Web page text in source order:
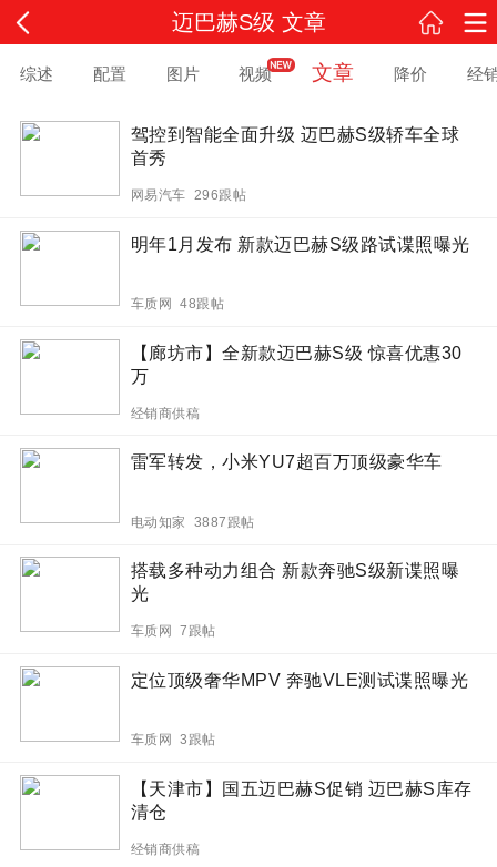
迈巴赫S级 文章
综述 配置 图片 视频 文章 降价 经
驾控到智能全面升级 迈巴赫S级轿车全球
首秀
网易汽车 296跟帖
明年1月发布 新款迈巴赫S级路试谍照曝光
车质网 48跟帖
【廊坊市】全新款迈巴赫S级 惊喜优惠30
万
经销商供稿
雷军转发，小米YU7超百万顶级豪华车
电动知家 3887跟帖
搭载多种动力组合 新款奔驰S级新谍照曝
光
车质网 7跟帖
定位顶级奢华MPV 奔驰VLE测试谍照曝光
车质网 3跟帖
【天津市】国五迈巴赫S促销 迈巴赫S库存
清仓
经销商供稿